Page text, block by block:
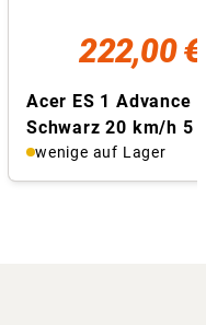
222,00 €
Acer ES 1 Advance
Schwarz 20 km/h 5
wenige auf Lager